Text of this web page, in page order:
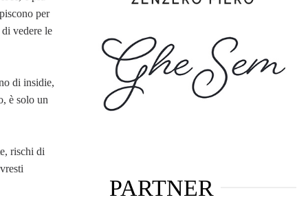
per
vedere le
di insidie,
è solo un
rischi di
PARTNER